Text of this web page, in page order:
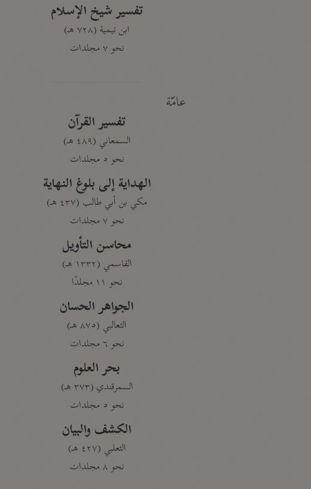
تفسير شيخ الإسلام
ابن تيمية (٧٢٨ هـ)
نحو ٧ مجلدات
عامّة
تفسير القرآن
السمعاني (٤٨٩ هـ)
نحو ٥ مجلدات
الهداية إلى بلوغ النهاية
مكي بن أبي طالب (٤٣٧ هـ)
نحو ٧ مجلدات
محاسن التأويل
القاسمي (١٣٣٢ هـ)
نحو ١١ مجلدًا
الجواهر الحسان
الثعالبي (٨٧٥ هـ)
نحو ٦ مجلدات
بحر العلوم
السمرقندي (٣٧٣ هـ)
نحو ٥ مجلدات
الكشف والبيان
الثعلبي (٤٢٧ هـ)
نحو ٨ مجلدات